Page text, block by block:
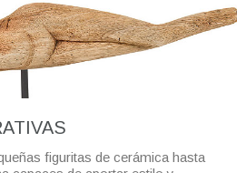
figuritas de cerámica hasta